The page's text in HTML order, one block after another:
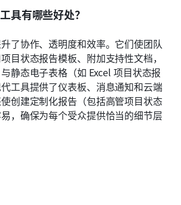
具有哪些好处？
了协作、透明度和效率。它们使团队
目状态报告模板、附加支持性文档，
静态电子表格（如 Excel 项目状态报
工具提供了仪表板、消息通知和云端
创建定制化报告（包括高管项目状态
，确保为每个受众提供恰当的细节层